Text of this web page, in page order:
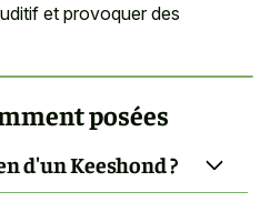
et provoquer des
posées
d'un Keeshond ?